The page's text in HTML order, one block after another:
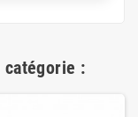
catégorie :